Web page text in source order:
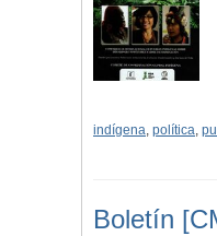
indígena, política,
Boletín